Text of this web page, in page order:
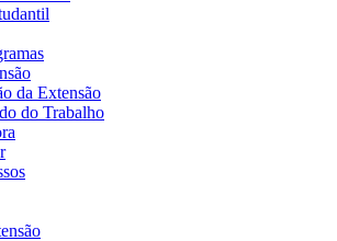
da Extensão
do Trabalho